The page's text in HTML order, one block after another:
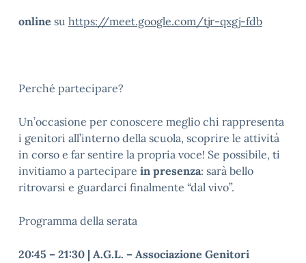
online su https://meet.google.com/tjr-qxgj-fdb
Perché partecipare?
Un’occasione per conoscere meglio chi rappresenta
i genitori all’interno della scuola, scoprire le attività
in corso e far sentire la propria voce! Se possibile, ti
invitiamo a partecipare in presenza: sarà bello
ritrovarsi e guardarci finalmente “dal vivo”.
Programma della serata
20:45 – 21:30 | A.G.L. – Associazione Genitori